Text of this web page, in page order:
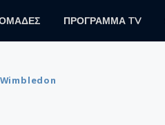
ΠΡΟΓΡΑΜΜΑ TV